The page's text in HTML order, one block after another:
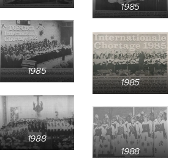
1985
1985
1985
1988
1988